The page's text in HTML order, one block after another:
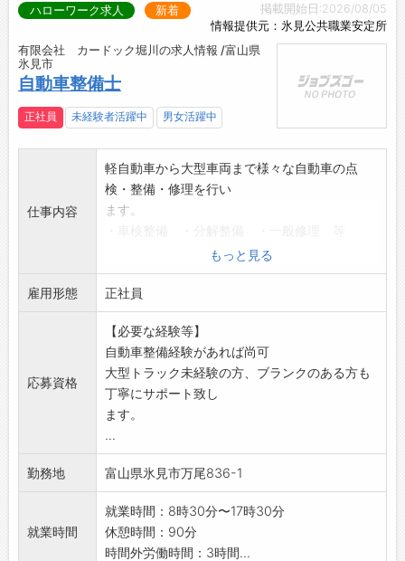
掲載開始日:2026/08/05
情報提供元：氷見公共職業安定所
ハローワーク求人 新着
有限会社 カードック堀川の求人情報 /富山県
氷見市
自動車整備士
正社員 未経験者活躍中 男女活躍中
仕事内容
軽自動車から大型車両まで様々な自動車の点
検・整備・修理を行い
ます。
お客様への点検・修理結果の説明、納車業務も
行って頂く場合があ
ります。
【変更範囲:変更なし】
もっと見る
雇用形態 正社員
応募資格
【必要な経験等】
自動車整備経験があれば尚可
大型トラック未経験の方、ブランクのある方も
丁寧にサポート致し
ます。
...
勤務地 富山県氷見市万尾836-1
就業時間
就業時間：8時30分〜17時30分
休憩時間：90分
時間外労働時間：3時間...